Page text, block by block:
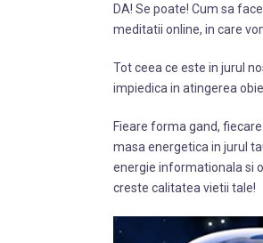
DA! Se poate! Cum sa
meditatii online, in care
Tot ceea ce este in jurul
impiedica in atingerea
Fieare forma gand,
masa energetica in jurul
energie informationala si
creste calitatea vietii tale!